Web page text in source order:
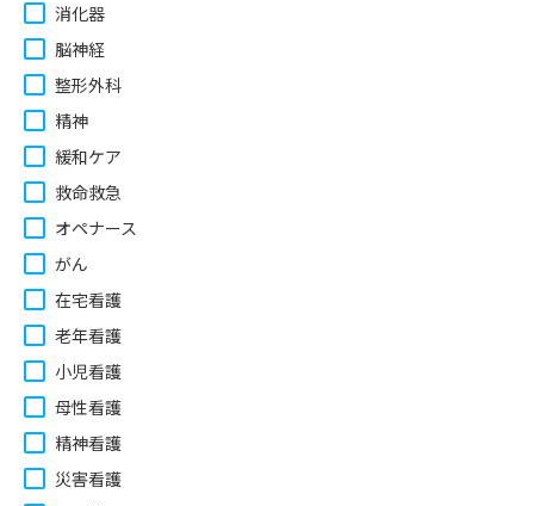
消化器
脳神経
整形外科
精神
緩和ケア
救命救急
オペナース
がん
在宅看護
老年看護
小児看護
母性看護
精神看護
災害看護